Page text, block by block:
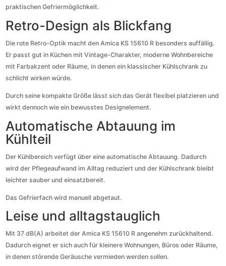
praktischen Gefriermöglichkeit.
Retro-Design als Blickfang
Die rote Retro-Optik macht den Amica KS 15610 R besonders auffällig.
Er passt gut in Küchen mit Vintage-Charakter, moderne Wohnbereiche
mit Farbakzent oder Räume, in denen ein klassischer Kühlschrank zu
schlicht wirken würde.
Durch seine kompakte Größe lässt sich das Gerät flexibel platzieren und
wirkt dennoch wie ein bewusstes Designelement.
Automatische Abtauung im
Kühlteil
Der Kühlbereich verfügt über eine automatische Abtauung. Dadurch
wird der Pflegeaufwand im Alltag reduziert und der Kühlschrank bleibt
leichter sauber und einsatzbereit.
Das Gefrierfach wird manuell abgetaut.
Leise und alltagstauglich
Mit 37 dB(A) arbeitet der Amica KS 15610 R angenehm zurückhaltend.
Dadurch eignet er sich auch für kleinere Wohnungen, Büros oder Räume,
in denen störende Geräusche vermieden werden sollen.